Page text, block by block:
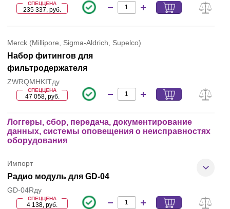
СПЕЦЦЕНА
235 337, руб.
Merck (Millipore, Sigma-Aldrich, Supelco)
Набор фитингов для
фильтродержателя
ZWRQMHKITду
СПЕЦЦЕНА
47 058, руб.
Логгеры, сбор, передача, документирование
данных, системы оповещения о неисправностях
оборудования
Импорт
Радио модуль для GD-04
GD-04Rду
СПЕЦЦЕНА
4 138, руб.